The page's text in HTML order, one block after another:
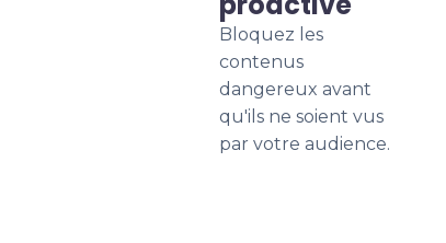
Bloquez les
contenus
dangereux avant
qu'ils ne soient vus
par votre audience.